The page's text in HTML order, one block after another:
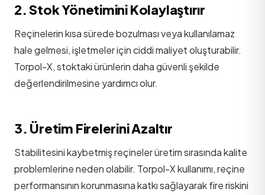
2. Stok Yönetimini Kolaylaştırır
Reçinelerin kısa sürede bozulması veya kullanılamaz
hale gelmesi, işletmeler için ciddi maliyet oluşturabilir.
Torpol-X, stoktaki ürünlerin daha güvenli şekilde
değerlendirilmesine yardımcı olur.
3. Üretim Firelerini Azaltır
Stabilitesini kaybetmiş reçineler üretim sırasında kalite
problemlerine neden olabilir. Torpol-X kullanımı, reçine
performansının korunmasına katkı sağlayarak fire riskini